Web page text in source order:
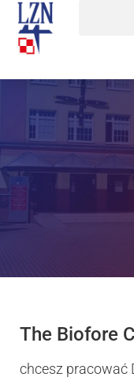
The Biofore
chcesz pracować